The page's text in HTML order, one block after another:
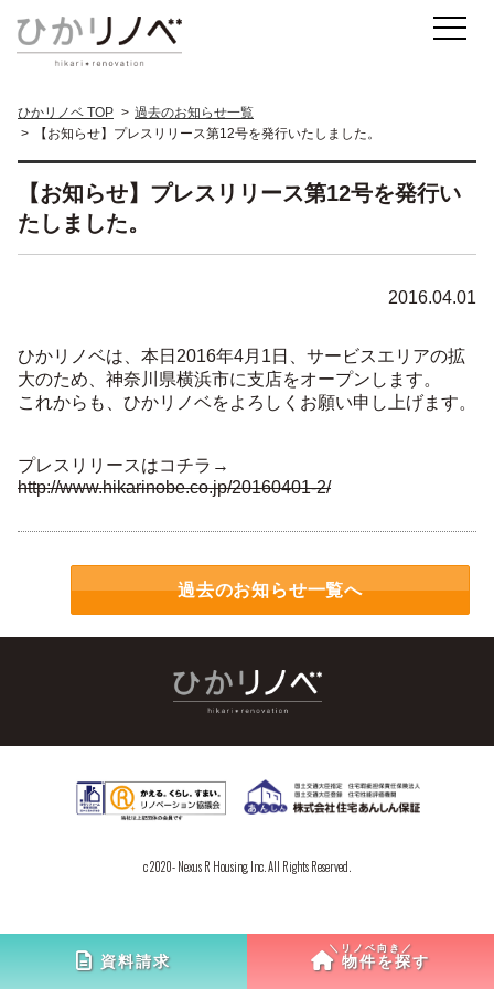
ひかリノベ TOP
過去のお知らせ一覧
【お知らせ】プレスリリース第12号を発行いたしました。
【お知らせ】プレスリリース第12号を発行い
たしました。
2016.04.01
ひかリノベは、本日2016年4月1日、サービスエリアの拡
大のため、神奈川県横浜市に支店をオープンします。
これからも、ひかリノベをよろしくお願い申し上げます。
プレスリリースはコチラ→
http://www.hikarinobe.co.jp/20160401-2/
過去のお知らせ一覧へ
c 2020- Nexus R Housing, Inc. All Rights Reserved.
資料請求 物件を探す